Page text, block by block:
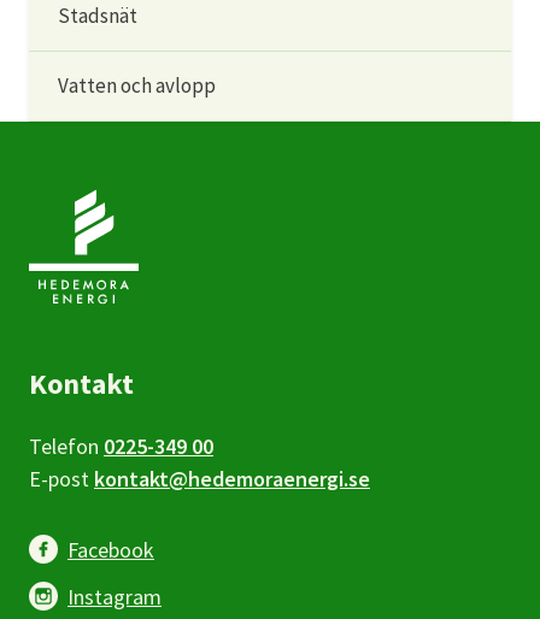
Stadsnät
Vatten och avlopp
Kontakt
Telefon 0225-349 00
E-post kontakt@hedemoraenergi.se
Facebook
Instagram